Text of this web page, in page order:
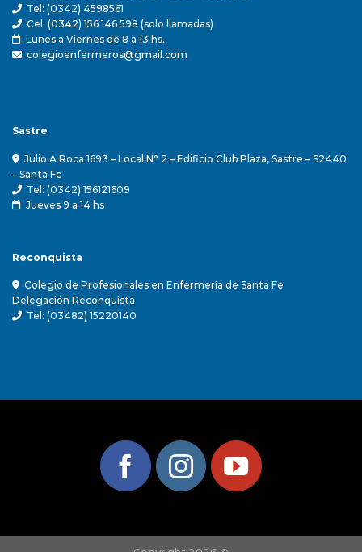
Tel: (0342) 4598561
Cel: (0342) 156 146 598 (solo llamadas)
Lunes a Viernes de 8 a 13 hs.
colegioenfermeros@gmail.com
Sastre
Julio A Roca 1693 – Local N° 2 – Edificio Club Plaza, Sastre – S2440
– Santa Fe
Tel: (0342) 156121609
Jueves 9 a 14 hs
Reconquista
Colegio de Profesionales en Enfermería de Santa Fe
Delegación Reconquista
Tel: (03482) 15220140